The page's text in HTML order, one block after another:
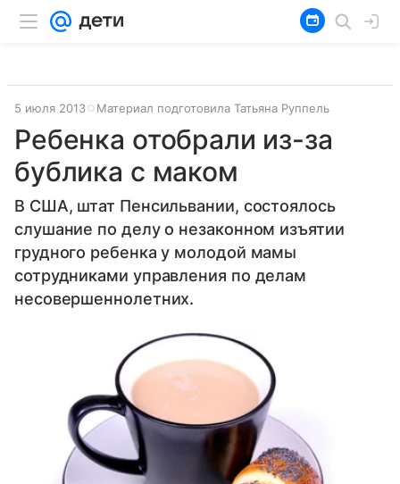
5 июля 2013 Материал подготовила Татьяна Руппель
Ребенка отобрали из-за
бублика с маком
В США, штат Пенсильвании, состоялось
слушание по делу о незаконном изъятии
грудного ребенка у молодой мамы
сотрудниками управления по делам
несовершеннолетних.